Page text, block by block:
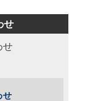
せ
せ
せ